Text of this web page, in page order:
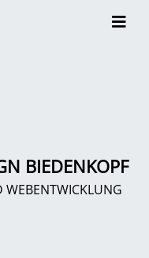
BIEDENKOPF
WEBENTWICKLUNG